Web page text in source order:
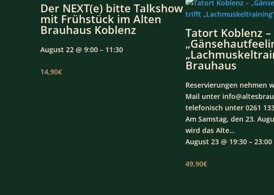
Der NEXT(e) bitte Talkshow
mit Frühstück im Alten
Brauhaus Koblenz
August 22 @ 9:00 – 11:30
14,90€
Tatort Koblenz –
Brauhaus
Reservierungen nehmen
Mail unter
telefonisch unter 0261
Am Samstag, den 23.
wird das Alte…
August 23 @ 19:30 – 23:00
49,90€